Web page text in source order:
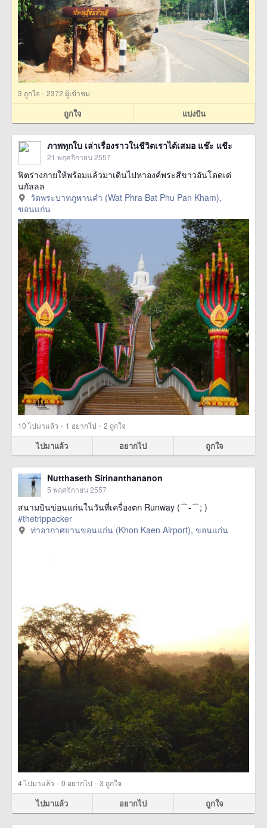
3 ถูกใจ · 2372 ผู้เข้าชม
ถูกใจ แบ่งปัน
ภาพทุกใบ เล่าเรื่องราวในชีวิตเราได้เสมอ แช๊ะ แชีะ
21 พฤศจิกายน 2557
ฟิตร่างกายให้พร้อมแล้วมาเดินไปหาองค์พระสีขาวอันโดดเด่
นกัลลล
วัดพระบาทภูพานคำ (Wat Phra Bat Phu Pan Kham),
ขอนแก่น
10ไปมาแล้ว · 1 อยากไป · 2 ถูกใจ
ไปมาแล้ว อยากไป ถูกใจ
Nutthaseth Sirinanthananon
5 พฤศจิกายน 2557
สนามบินข่อนแก่นในวันที่เครื่องตก Runway (⌒-⌒; )
#thetrippacker
ท่าอากาศยานขอนแก่น (Khon Kaen Airport), ขอนแก่น
4ไปมาแล้ว · 0 อยากไป · 3 ถูกใจ
ไปมาแล้ว อยากไป ถูกใจ